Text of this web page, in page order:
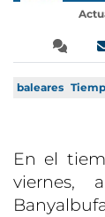
baleares
En el